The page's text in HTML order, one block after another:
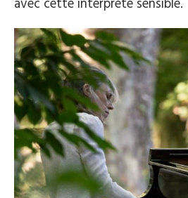
avec cette interprète sensible.